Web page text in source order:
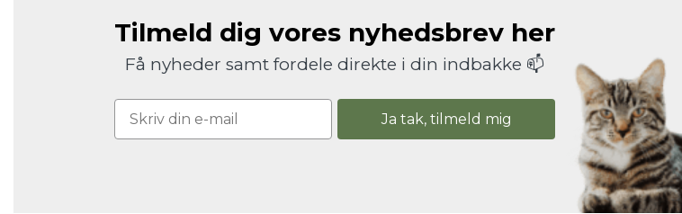
Tilmeld dig vores nyhedsbrev her
Få nyheder samt fordele direkte i din indbakke 📫
Ja tak, tilmeld mig